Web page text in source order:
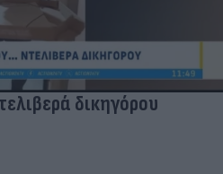
δικηγόρου